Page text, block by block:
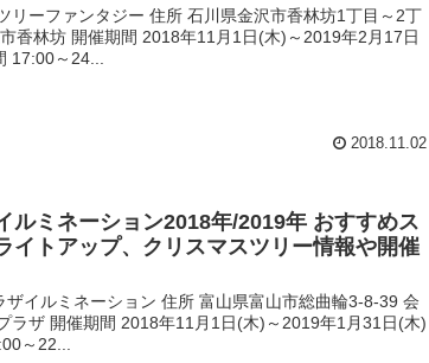
リーファンタジー 住所 石川県金沢市香林坊1丁目～2丁
香林坊 開催期間 2018年11月1日(木)～2019年2月17日
17:00～24...
2018.11.02
ルミネーション2018年/2019年 おすすめス
イトアップ、クリスマスツリー情報や開催
ザイルミネーション 住所 富山県富山市総曲輪3-8-39 会
ラザ 開催期間 2018年11月1日(木)～2019年1月31日(木)
～22...